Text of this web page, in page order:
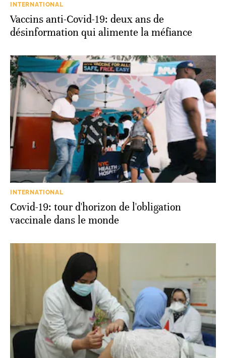
INTERNATIONAL
Vaccins anti-Covid-19: deux ans de
désinformation qui alimente la méfiance
INTERNATIONAL
Covid-19: tour d'horizon de l'obligation
vaccinale dans le monde